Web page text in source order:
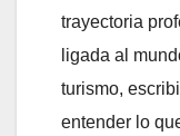
trayectoria
ligada al
turismo,
entender lo